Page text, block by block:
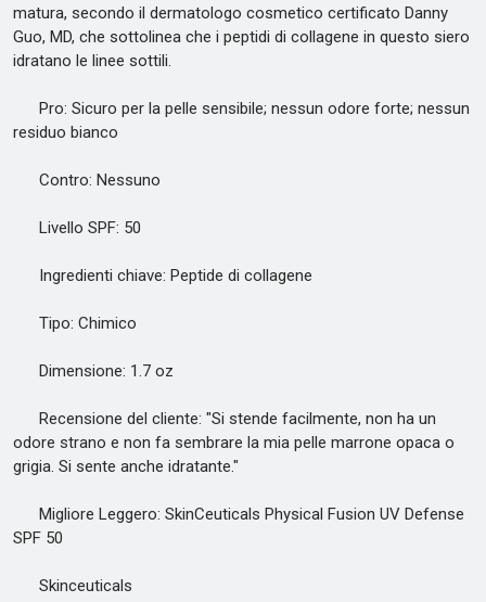
matura, secondo il dermatologo cosmetico certificato Danny
Guo, MD, che sottolinea che i peptidi di collagene in questo siero
idratano le linee sottili.
Pro: Sicuro per la pelle sensibile; nessun odore forte; nessun
residuo bianco
Contro: Nessuno
Livello SPF: 50
Ingredienti chiave: Peptide di collagene
Tipo: Chimico
Dimensione: 1.7 oz
Recensione del cliente: "Si stende facilmente, non ha un
odore strano e non fa sembrare la mia pelle marrone opaca o
grigia. Si sente anche idratante."
Migliore Leggero: SkinCeuticals Physical Fusion UV Defense
SPF 50
Skinceuticals